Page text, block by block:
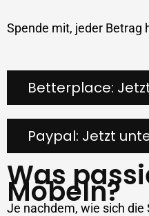
Spende mit, jeder Betrag
Betterplace:
Paypal: Jetzt
Was
Möbeln?
Je nachdem, wie sich